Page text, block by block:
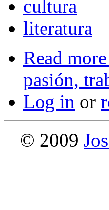
cultura
literatura
Read more
pasión,
Log in or
© 2009